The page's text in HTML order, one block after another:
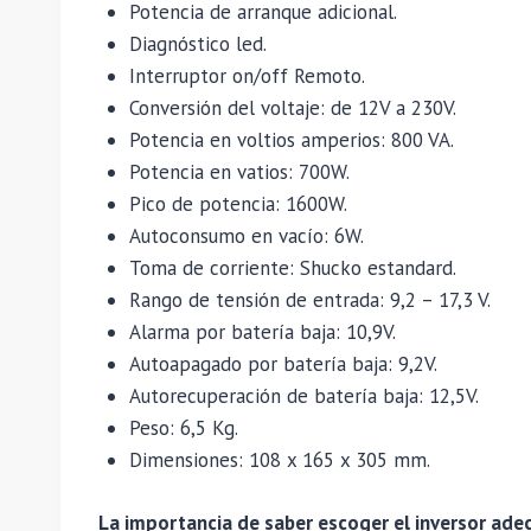
Potencia de arranque adicional.
Diagnóstico led.
Interruptor on/off Remoto.
Conversión del voltaje: de 12V a 230V.
Potencia en voltios amperios: 800 VA.
Potencia en vatios: 700W.
Pico de potencia: 1600W.
Autoconsumo en vacío: 6W.
Toma de corriente: Shucko estandard.
Rango de tensión de entrada: 9,2 – 17,3 V.
Alarma por batería baja: 10,9V.
Autoapagado por batería baja: 9,2V.
Autorecuperación de batería baja: 12,5V.
Peso: 6,5 Kg.
Dimensiones: 108 x 165 x 305 mm.
La importancia de saber escoger el inversor